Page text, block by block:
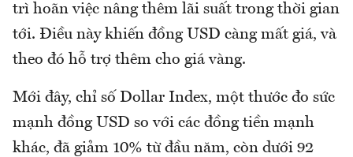
trì hoãn việc nâng thêm lãi suất trong thời gian
tới. Điều này khiến đồng USD càng mất giá, và
theo đó hỗ trợ thêm cho giá vàng.
Mới đây, chỉ số Dollar Index, một thước đo sức
mạnh đồng USD so với các đồng tiền mạnh
khác, đã giảm 10% từ đầu năm, còn dưới 92